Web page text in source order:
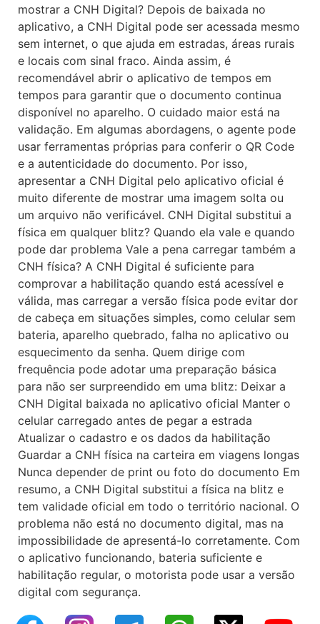
mostrar a CNH Digital? Depois de baixada no
aplicativo, a CNH Digital pode ser acessada mesmo
sem internet, o que ajuda em estradas, áreas rurais
e locais com sinal fraco. Ainda assim, é
recomendável abrir o aplicativo de tempos em
tempos para garantir que o documento continua
disponível no aparelho. O cuidado maior está na
validação. Em algumas abordagens, o agente pode
usar ferramentas próprias para conferir o QR Code
e a autenticidade do documento. Por isso,
apresentar a CNH Digital pelo aplicativo oficial é
muito diferente de mostrar uma imagem solta ou
um arquivo não verificável. CNH Digital substitui a
física em qualquer blitz? Quando ela vale e quando
pode dar problema Vale a pena carregar também a
CNH física? A CNH Digital é suficiente para
comprovar a habilitação quando está acessível e
válida, mas carregar a versão física pode evitar dor
de cabeça em situações simples, como celular sem
bateria, aparelho quebrado, falha no aplicativo ou
esquecimento da senha. Quem dirige com
frequência pode adotar uma preparação básica
para não ser surpreendido em uma blitz: Deixar a
CNH Digital baixada no aplicativo oficial Manter o
celular carregado antes de pegar a estrada
Atualizar o cadastro e os dados da habilitação
Guardar a CNH física na carteira em viagens longas
Nunca depender de print ou foto do documento Em
resumo, a CNH Digital substitui a física na blitz e
tem validade oficial em todo o território nacional. O
problema não está no documento digital, mas na
impossibilidade de apresentá-lo corretamente. Com
o aplicativo funcionando, bateria suficiente e
habilitação regular, o motorista pode usar a versão
digital com segurança.